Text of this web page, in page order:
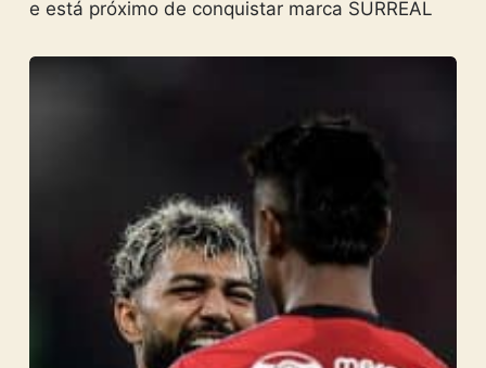
e está próximo de conquistar marca SURREAL